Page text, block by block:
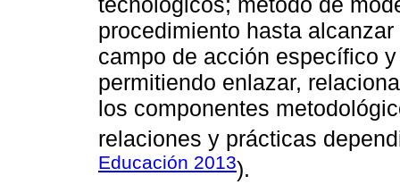
procedimiento hasta
campo de acción específico
permitiendo enlazar,
los componentes
relaciones y prácticas
Educación 2013).